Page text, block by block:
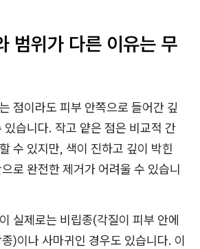
범위가 다른 이유는 무
점이라도 피부 안쪽으로 들어간 깊
있습니다. 작고 얕은 점은 비교적 간
수 있지만, 색이 진하고 깊이 박힌
로 완전한 제거가 어려울 수 있습니
실제로는 비립종(각질이 피부 안에
)이나 사마귀인 경우도 있습니다. 이